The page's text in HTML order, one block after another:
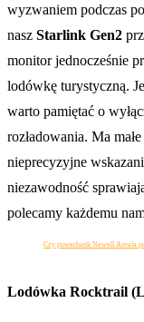
wyzwaniem podczas
nasz Starlink Gen2
monitor jednocześnie
lodówkę turystyczną.
warto pamiętać o
rozładowania. Ma
nieprecyzyjne
niezawodność
polecamy każdemu
Czy powerbank Newell Asvala
Lodówka Rocktrail